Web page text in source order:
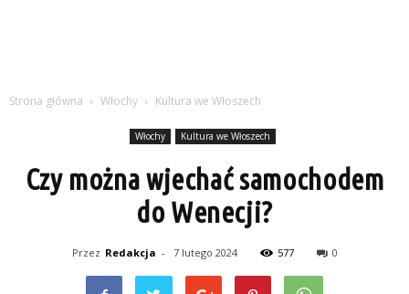
Strona główna Włochy Kultura we Włoszech
Włochy Kultura we Włoszech
Czy można wjechać samochodem
do Wenecji?
Przez Redakcja - 7 lutego 2024 577 0